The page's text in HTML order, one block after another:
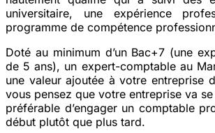
universitaire, une expérience
programme de compétence
Doté au minimum d’un Bac+7 (une
de 5 ans), un expert-comptable au
une valeur ajoutée à votre entreprise
vous pensez que votre entreprise va
préférable d’engager un comptable
début plutôt que plus tard.